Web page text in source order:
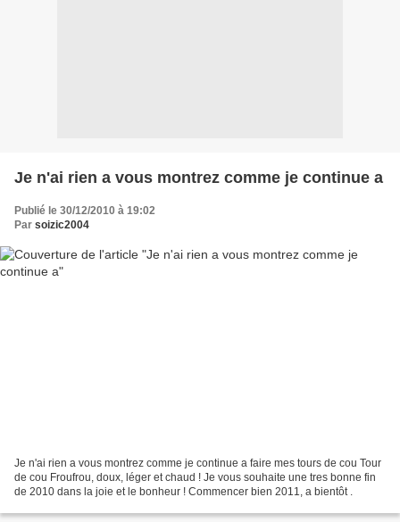
Je n'ai rien a vous montrez comme je continue a
Publié le 30/12/2010 à 19:02
Par soizic2004
Je n'ai rien a vous montrez comme je continue a faire mes tours de cou Tour
de cou Froufrou, doux, léger et chaud ! Je vous souhaite une tres bonne fin
de 2010 dans la joie et le bonheur ! Commencer bien 2011, a bientôt .